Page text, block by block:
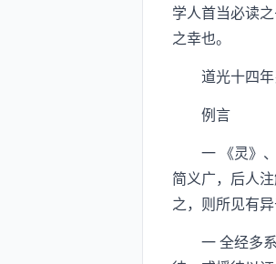
学人首当必读
之幸也。
道光十四年
例言
一 《灵》、
简义广，后人
之，则所见有
一 全经多系